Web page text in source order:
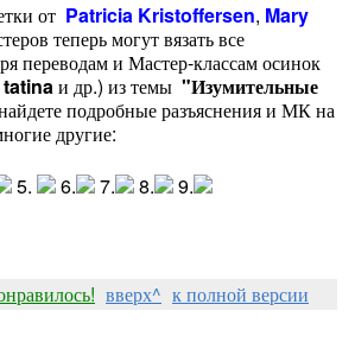
от Patricia Kristoffersen, Mary
теперь могут вязать все
переводам и Мастер-классам осинок
tatinaи др.) из темы "Изумительные
подробные разъяснения и МК на
другие:
5. 6. 7. 8.
9.
вверх^ к полной версии